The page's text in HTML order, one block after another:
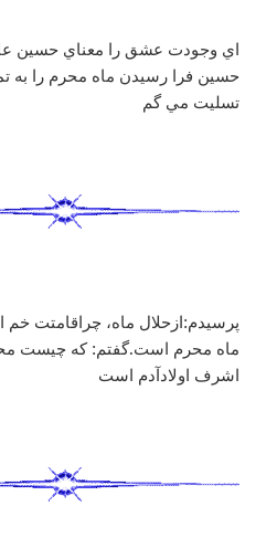
اي وجودت عشق را معناي حسين
حسين فرا رسيدن ماه محرم را به
تسليت مي گم
پرسيدم:ازحلال ماه، چراقامتت
ماه محرم است.گفتم: كه چيست
اشرف اولادآدم است